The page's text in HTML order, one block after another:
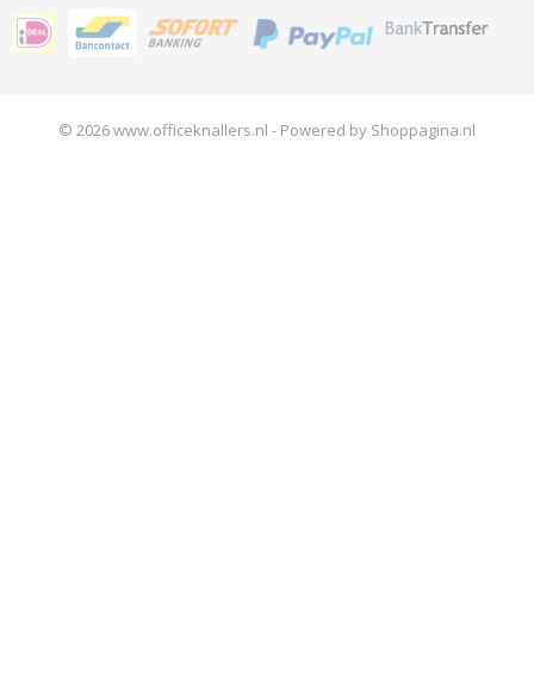
© 2026 www.officeknallers.nl - Powered by Shoppagina.nl